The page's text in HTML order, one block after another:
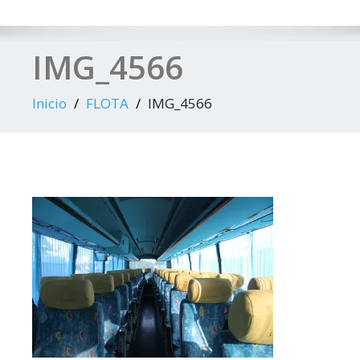
IMG_4566
Inicio FLOTA IMG_4566